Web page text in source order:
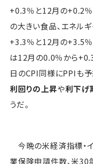
+0.3％と12月の+0.2％
の大きい食品、エネル
+3.3％と12月の+3.5
は12月の0.0％から
日のCPI同様にPPIも
利回りの上昇や利下げ
うだ。
今晩の米経済指標・
業保険申請件数、米30